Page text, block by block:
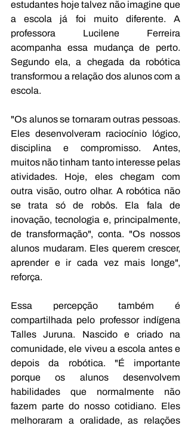
estudantes hoje talvez não imagine que
a escola já foi muito diferente. A
professora Lucilene Ferreira
acompanha essa mudança de perto.
Segundo ela, a chegada da robótica
transformou a relação dos alunos com a
escola.
"Os alunos se tornaram outras pessoas.
Eles desenvolveram raciocínio lógico,
disciplina e compromisso. Antes,
muitos não tinham tanto interesse pelas
atividades. Hoje, eles chegam com
outra visão, outro olhar. A robótica não
se trata só de robôs. Ela fala de
inovação, tecnologia e, principalmente,
de transformação", conta. "Os nossos
alunos mudaram. Eles querem crescer,
aprender e ir cada vez mais longe",
reforça.
Essa percepção também é
compartilhada pelo professor indígena
Talles Juruna. Nascido e criado na
comunidade, ele viveu a escola antes e
depois da robótica. "É importante
porque os alunos desenvolvem
habilidades que normalmente não
fazem parte do nosso cotidiano. Eles
melhoraram a oralidade, as relações